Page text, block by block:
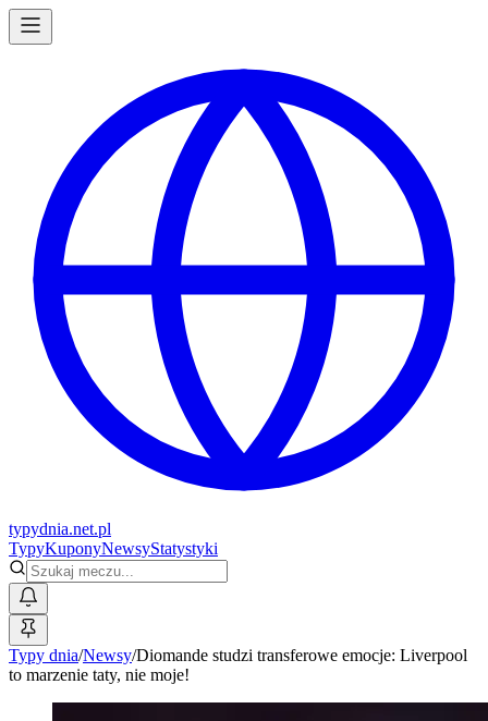
typydnia.net.pl
TypyKuponyNewsyStatystyki
Typy dnia/Newsy/Diomande studzi transferowe emocje: Liverpool
to marzenie taty, nie moje!